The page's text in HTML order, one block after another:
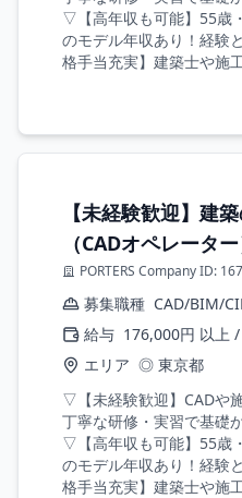
▽【高年収も可能】55歳
のモデル年収あり！経験
格手当充実】建築士や施
【未経験歓迎】建
（CADオペレーター
PORTERS Company ID:
募集職種 CAD/BIM/
給与 176,000円 以上 /
エリア ◎ 東京都
▽【未経験歓迎】CADや
丁寧な研修・実習で基礎
▽【高年収も可能】55歳
のモデル年収あり！経験
格手当充実】建築士や施